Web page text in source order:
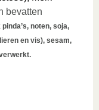
bevatten
noten, soja,
en vis), sesam,